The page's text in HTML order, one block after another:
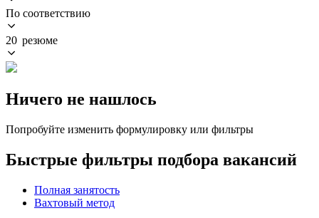
По соответствию
20 резюме
Ничего не нашлось
Попробуйте изменить формулировку или фильтры
Быстрые фильтры подбора вакансий
Полная занятость
Вахтовый метод